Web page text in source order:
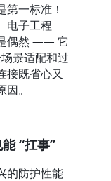
第一标准！
电子工程
偶然 —— 它
景适配和过
接既省心又
。
“扛事”
的防护性能